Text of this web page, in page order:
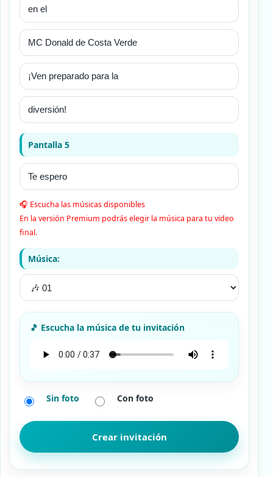
Pantalla 5
🎧 Escucha las músicas disponibles
En la versión Premium podrás elegir la música para tu video
final.
Música:
Sin foto Con foto